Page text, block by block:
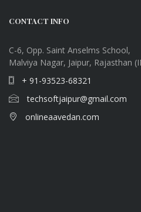
CONTACT INFO
C-6, Opp. Saint Anselms School,
Malviya Nagar, Jaipur, Rajasthan
+ 91-93523-68321
techsoftjaipur@gmail.com
onlineaavedan.com